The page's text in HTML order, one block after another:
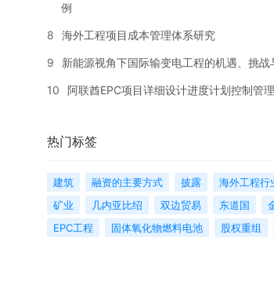
例
8 海外工程项目成本管理体系研究
9 新能源视角下国际输变电工程的机遇、挑战
10 阿联酋EPC项目详细设计进度计划控制管
热门标签
建筑 融资的主要方式 披露
海外工程行
矿业
几内亚比绍 双边贸易 东道国
EPC工程
固体氧化物燃料电池 股权重组